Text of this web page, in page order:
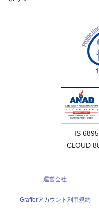
IS
CLOUD
運営会社
Grafferアカウント利用規約